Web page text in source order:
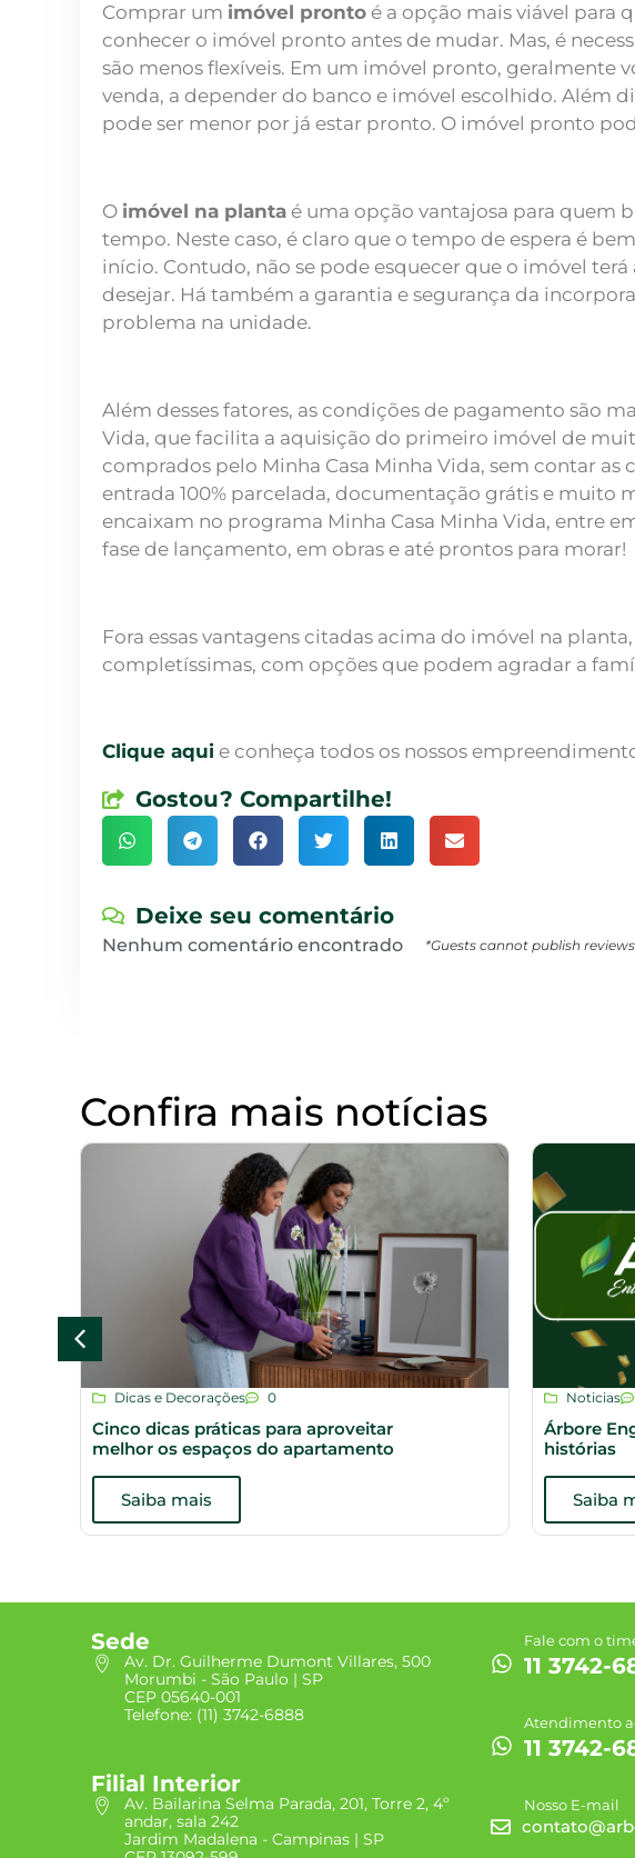
Comprar um imóvel pronto é a opção mais viável para
conhecer o imóvel pronto antes de mudar. Mas, é
são menos flexíveis. Em um imóvel pronto, geralmente
venda, a depender do banco e imóvel escolhido. Além
pode ser menor por já estar pronto. O imóvel pronto
O imóvel na planta é uma opção vantajosa para quem
tempo. Neste caso, é claro que o tempo de espera é
início. Contudo, não se pode esquecer que o imóvel
desejar. Há também a garantia e segurança da
problema na unidade.
Além desses fatores, as condições de pagamento são
Vida, que facilita a aquisição do primeiro imóvel de
comprados pelo Minha Casa Minha Vida, sem contar
entrada 100% parcelada, documentação grátis e muito
encaixam no programa Minha Casa Minha Vida, entre
fase de lançamento, em obras e até prontos para morar!
Fora essas vantagens citadas acima do imóvel na
completíssimas, com opções que podem agradar a
Clique aqui e conheça todos os nossos
Gostou? Compartilhe!
Deixe seu comentário
Nenhum comentário encontrado *Guests cannot publish reviews
Confira mais notícias
Dicas e Decorações 0
Cinco dicas práticas para aproveitar
melhor os espaços do apartamento
Saiba mais
Noticias
Árbore
histórias
Saiba
Sede
Av. Dr. Guilherme Dumont Villares, 500
Morumbi - São Paulo | SP
CEP 05640-001
Telefone: (11) 3742-6888
Filial Interior
Av. Bailarina Selma Parada, 201, Torre 2, 4º
andar, sala 242
Jardim Madalena - Campinas | SP
Fale com o
11 3742-
Atendimento
11 3742-
Nosso E-mail